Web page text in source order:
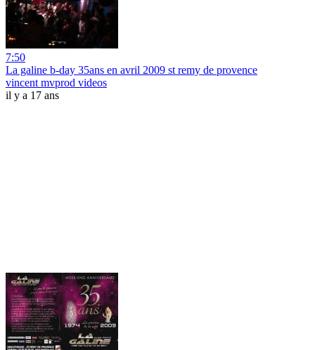
7:50
La galine b-day 35ans en avril 2009 st remy de provence
vincent mvprod videos
il y a 17 ans